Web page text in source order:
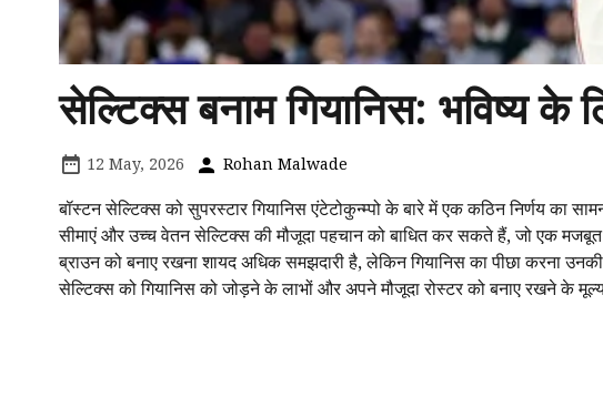
सेल्टिक्स बनाम गियानिस: भविष्य के
12 May, 2026 Rohan Malwade
बॉस्टन सेल्टिक्स को सुपरस्टार गियानिस एंटेटोकुन्म्पो के बारे में एक कठिन निर्णय का
सीमाएं और उच्च वेतन सेल्टिक्स की मौजूदा पहचान को बाधित कर सकते हैं, जो एक मजबूत
ब्राउन को बनाए रखना शायद अधिक समझदारी है, लेकिन गियानिस का पीछा करना
सेल्टिक्स को गियानिस को जोड़ने के लाभों और अपने मौजूदा रोस्टर को बनाए रखने के